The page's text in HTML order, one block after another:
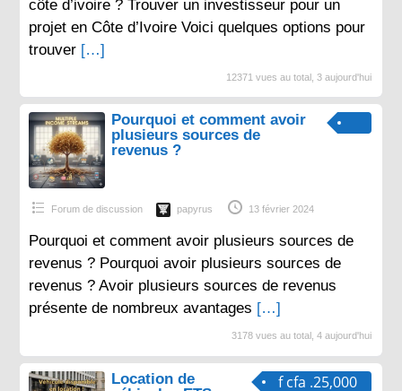
côte d’ivoire ? Trouver un investisseur pour un
projet en Côte d’Ivoire Voici quelques options pour
trouver […]
12371 vues au total, 3 aujourd'hui
Pourquoi et comment avoir
plusieurs sources de
revenus ?
Forum de discussion papyrus 13 février 2024
Pourquoi et comment avoir plusieurs sources de
revenus ? Pourquoi avoir plusieurs sources de
revenus ? Avoir plusieurs sources de revenus
présente de nombreux avantages […]
3178 vues au total, 4 aujourd'hui
f cfa .25,000
Location de